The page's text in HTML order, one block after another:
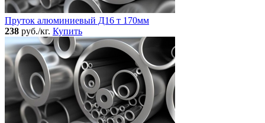
Пруток алюминиевый Д16 т 170мм
238 руб./кг. Купить